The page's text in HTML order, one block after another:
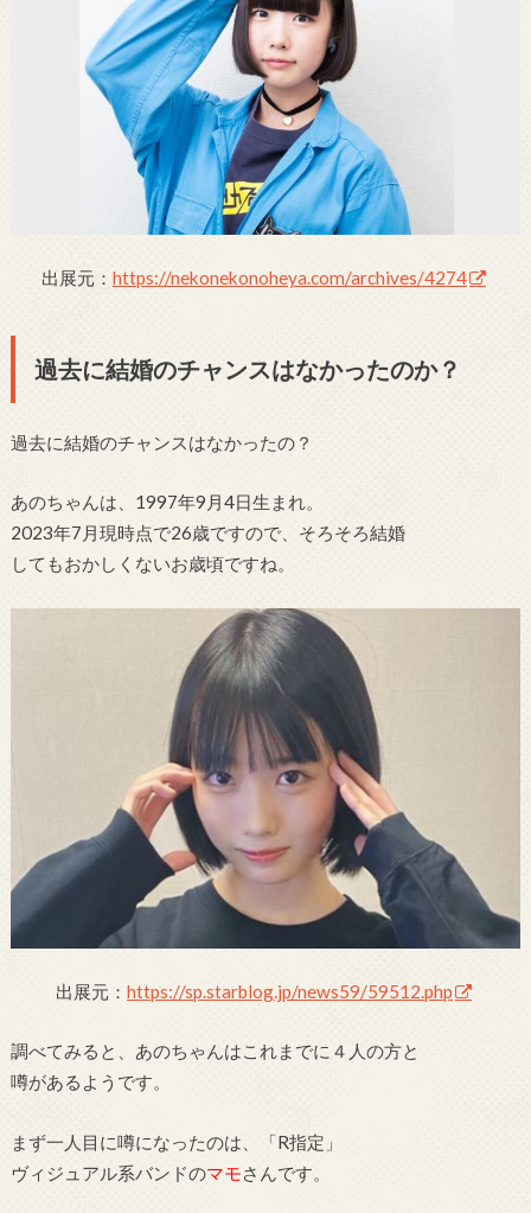
出展元： https://nekonekonoheya.com/archives/4274
過去に結婚のチャンスはなかったのか？
過去に結婚のチャンスはなかったの？
あのちゃんは、1997年9月4日生まれ。
2023年7月現時点で26歳ですので、そろそろ結婚
してもおかしくないお歳頃ですね。
出展元： https://sp.starblog.jp/news59/59512.php
調べてみると、あのちゃんはこれまでに４人の方と
噂があるようです。
まず一人目に噂になったのは、「R指定」
ヴィジュアル系バンドのマモさんです。